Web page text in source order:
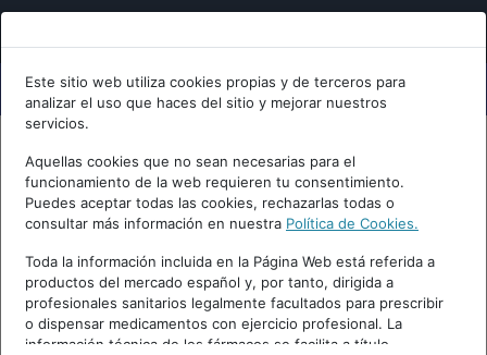
Este sitio web utiliza cookies propias y de terceros para
analizar el uso que haces del sitio y mejorar nuestros
servicios.
Aquellas cookies que no sean necesarias para el
funcionamiento de la web requieren tu consentimiento.
Puedes aceptar todas las cookies, rechazarlas todas o
consultar más información en nuestra Política de Cookies.
Toda la información incluida en la Página Web está referida a
productos del mercado español y, por tanto, dirigida a
profesionales sanitarios legalmente facultados para prescribir
o dispensar medicamentos con ejercicio profesional. La
información técnica de los fármacos se facilita a título